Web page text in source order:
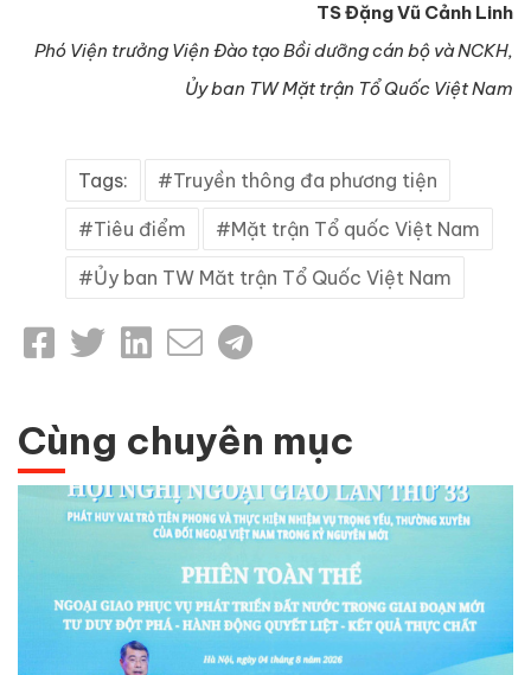
TS Đặng Vũ Cảnh Linh
Phó Viện trưởng Viện Đào tạo Bồi dưỡng cán bộ và NCKH,
Ủy ban TW Mặt trận Tổ Quốc Việt Nam
Tags: Truyền thông đa phương tiện
Tiêu điểm Mặt trận Tổ quốc Việt Nam
Ủy ban TW Măt trận Tổ Quốc Việt Nam
Cùng chuyên mục